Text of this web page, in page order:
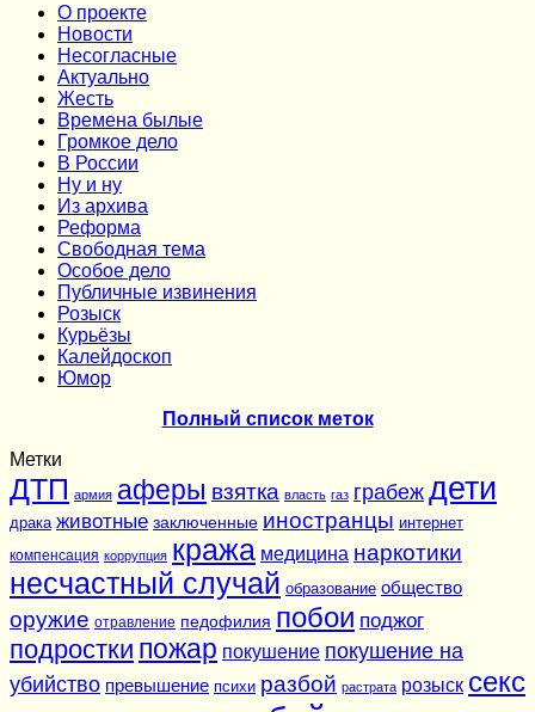
О проекте
Новости
Несогласные
Актуально
Жесть
Времена былые
Громкое дело
В России
Ну и ну
Из архива
Реформа
Cвободная тема
Особое дело
Публичные извинения
Розыск
Курьёзы
Калейдоскоп
Юмор
Полный список меток
Метки
ДТП армия аферы взятка власть газ грабеж дети
драка животные заключенные иностранцы интернет
компенсация коррупция кража медицина наркотики
несчастный случай образование общество
оружие отравление педофилия побои поджог
подростки пожар покушение покушение на
убийство превышение психи разбой растрата розыск секс